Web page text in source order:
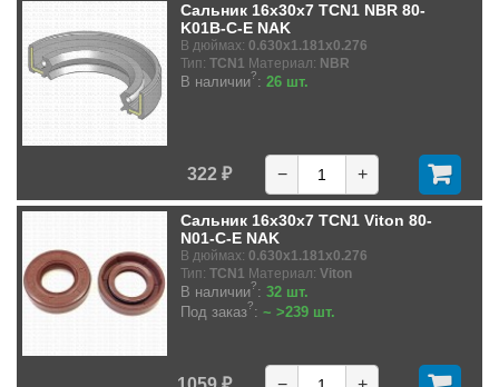
Сальник 16x30x7 TCN1 NBR 80-
K01B-C-E NAK
В дюймах: 0.630x1.181x0.276
Тип: TCN1 Материал: NBR
В наличии?: 26 шт.
322 ₽ − +
Сальник 16x30x7 TCN1 Viton 80-
N01-C-E NAK
В дюймах: 0.630x1.181x0.276
Тип: TCN1 Материал: Viton
В наличии?: 32 шт.
Под заказ?: ~ >239 шт.